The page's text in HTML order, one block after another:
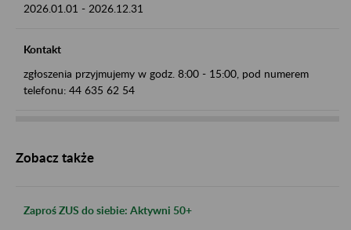
2026.01.01 - 2026.12.31
Kontakt
zgłoszenia przyjmujemy w godz. 8:00 - 15:00, pod numerem
telefonu: 44 635 62 54
Zobacz także
Zaproś ZUS do siebie: Aktywni 50+